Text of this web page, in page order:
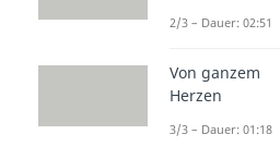
2/3 – Dauer: 02:51
Von ganzem
Herzen
3/3 – Dauer: 01:18